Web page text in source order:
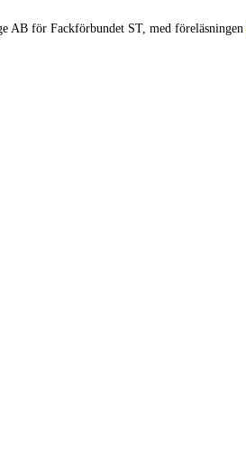
AB för Fackförbundet ST, med föreläsningen